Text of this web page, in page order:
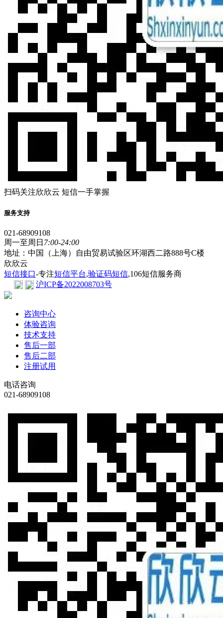
扫码关注欣欣云 短信一手掌握
服务支持
021-68909108
周一至周日 7:00-24:00
地址：中国（上海）自由贸易试验区环湖西二路888号C楼
欣欣云
短信接口-专注短信平台,验证码短信,106短信服务商
沪ICP备2022008703号
咨询中心
体验咨询
技术支持
售后一部
售后二部
注册试用
电话咨询
021-68909108